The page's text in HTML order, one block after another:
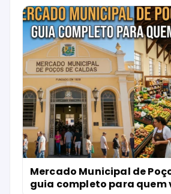
Mercado Municipal de
guia completo para quem